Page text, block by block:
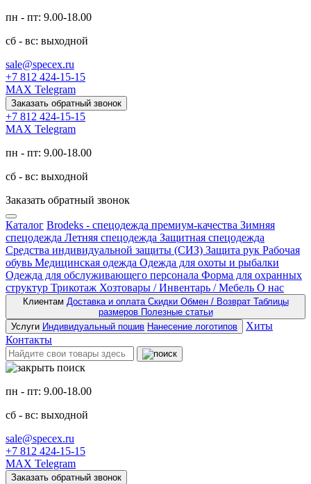
пн - пт: 9.00-18.00
сб - вс: выходной
sale@specex.ru
+7 812 424-15-15
MAX Telegram
Заказать обратный звонок
+7 812 424-15-15
MAX Telegram
пн - пт: 9.00-18.00
сб - вс: выходной
Заказать обратный звонок
Каталог Brodeks - спецодежда премиум-качества Зимняя
спецодежда Летняя спецодежда Защитная спецодежда
Средства индивидуальной защиты (СИЗ) Защита рук Рабочая
обувь Медицинская одежда Одежда для охоты и рыбалки
Одежда для обслуживающего персонала Форма для охранных
структур Трикотаж Хозтовары / Инвентарь / Мебель О нас
Клиентам Доставка и оплата Скидки Обмен / Возврат Таблицы
размеров Полезные статьи
Услуги Индивидуальный пошив Нанесение логотипов
Хиты
Контакты
пн - пт: 9.00-18.00
сб - вс: выходной
sale@specex.ru
+7 812 424-15-15
MAX Telegram
Заказать обратный звонок